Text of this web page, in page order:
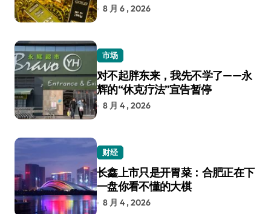
8 月 6 , 2026
市场
对不起胖东来，我先不学了——永
辉的“休克疗法”宣告暂停
8 月 4 , 2026
财经
长鑫上市只是开胃菜：合肥正在下
一盘你看不懂的大棋
8 月 4 , 2026